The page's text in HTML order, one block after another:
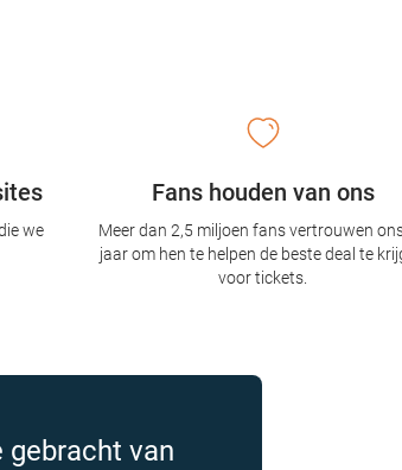
we
Fans houden van ons
Meer dan 2,5 miljoen fans vertrouwen
jaar om hen te helpen de beste deal te
voor tickets.
gebracht van